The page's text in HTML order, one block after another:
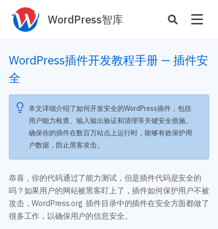
WordPress智库
主机托管 性能优化
案例
主题案例
插件案例
商店
插件商店
主题推荐
插件推荐
开发手册
主题开发手册
插件开发手册
开发教程
WordPress插件开发教程手册 — 插件安
全
本文详细介绍了如何开发安全的WordPress插件，包括
用户能力检查、输入输出验证和清理等关键安全措施。
确保你的插件在数百万站点上运行时，能够有效保护用
户数据，防止黑客攻击。
恭喜，你的代码通过了能力测试，但是插件代码是安全的
吗？如果用户的网站被黑客盯上了，插件如何保护用户不被
攻击，WordPress.org 插件目录中的插件在安全方面都做了
很多工作，以确保用户的信息安全。